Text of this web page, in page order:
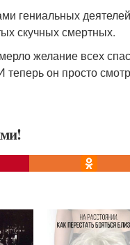
гениальных
скучных смертных.
желание всех
теперь он просто